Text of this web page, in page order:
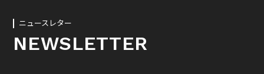
ニュースレター
NEWSLETTER